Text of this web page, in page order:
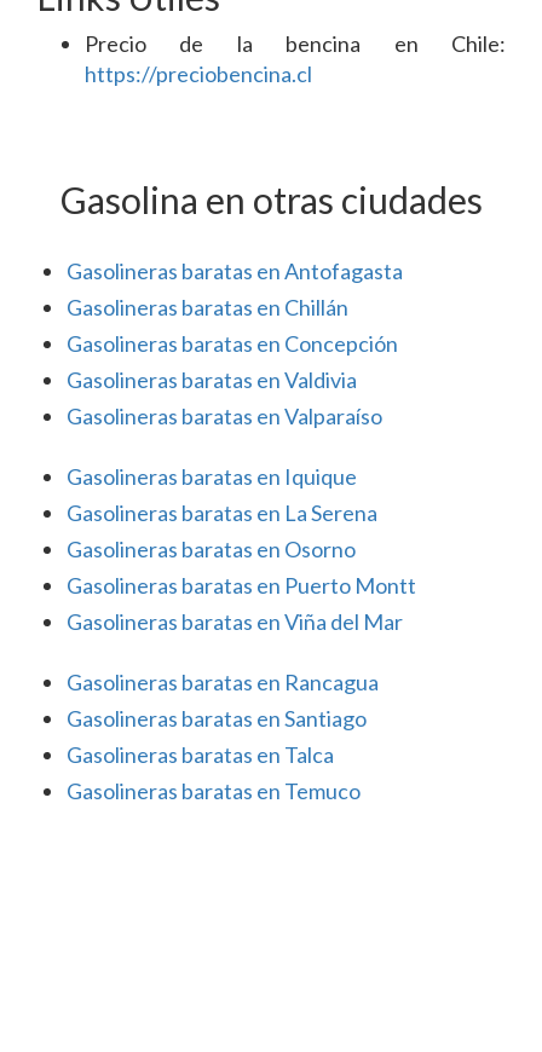
Precio de la bencina en Chile:
https://preciobencina.cl
Gasolina en otras ciudades
Gasolineras baratas en Antofagasta
Gasolineras baratas en Chillán
Gasolineras baratas en Concepción
Gasolineras baratas en Valdivia
Gasolineras baratas en Valparaíso
Gasolineras baratas en Iquique
Gasolineras baratas en La Serena
Gasolineras baratas en Osorno
Gasolineras baratas en Puerto Montt
Gasolineras baratas en Viña del Mar
Gasolineras baratas en Rancagua
Gasolineras baratas en Santiago
Gasolineras baratas en Talca
Gasolineras baratas en Temuco